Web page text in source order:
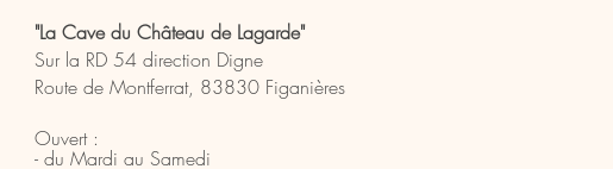
"La Cave du Château de Lagarde"
Sur la RD 54 direction Digne
Route de Montferrat, 83830 Figanières
Ouvert :
- du Mardi au Samedi